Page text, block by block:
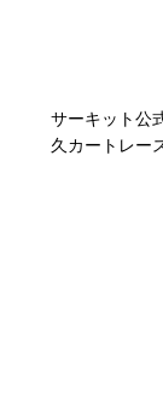
サーキット公
久カートレー